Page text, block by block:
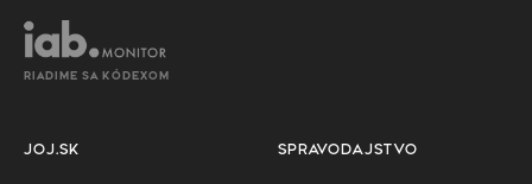
RIADIME SA KÓDEXOM
JOJ.SK SPRAVODAJSTVO